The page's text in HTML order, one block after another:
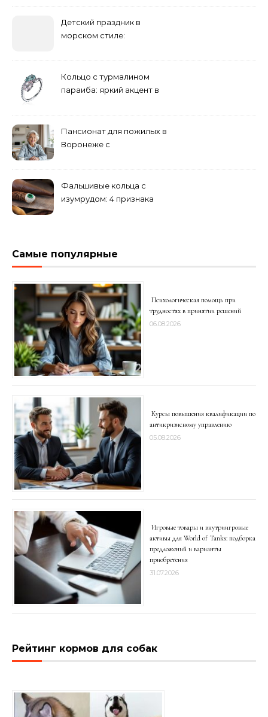
Детский праздник в
морском стиле:
Кольцо с турмалином
параиба: яркий акцент в
Пансионат для пожилых в
Воронеже с
Фальшивые кольца с
изумрудом: 4 признака
Самые популярные
Психологическая помощь при
трудностях в принятии решений
06.08.2026
Курсы повышения квалификации по
антикризисному управлению
05.08.2026
Игровые товары и внутриигровые
активы для World of Tanks: подборка
предложений и варианты
приобретения
31.07.2026
Рейтинг кормов для собак